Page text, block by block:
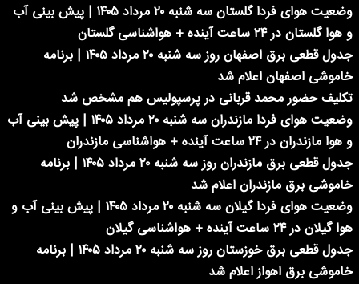
وضعیت هوای فردا گلستان سه شنبه ۲۰ مرداد ۱۴۰۵ | پیش بینی آب
و هوا گلستان در ۲۴ ساعت آینده + هواشناسی گلستان
جدول قطعی برق اصفهان روز سه شنبه ۲۰ مرداد ۱۴۰۵ | برنامه
خاموشی اصفهان اعلام شد
تکلیف حضور محمد قربانی در پرسپولیس هم مشخص شد
وضعیت هوای فردا مازندران سه شنبه ۲۰ مرداد ۱۴۰۵ | پیش بینی آب
و هوا مازندران در ۲۴ ساعت آینده + هواشناسی مازندران
جدول قطعی برق مازندران روز سه شنبه ۲۰ مرداد ۱۴۰۵ | برنامه
خاموشی برق مازندران اعلام شد
وضعیت هوای فردا گیلان سه شنبه ۲۰ مرداد ۱۴۰۵ | پیش بینی آب و
هوا گیلان در ۲۴ ساعت آینده + هواشناسی گیلان
جدول قطعی برق خوزستان روز سه شنبه ۲۰ مرداد ۱۴۰۵ | برنامه
خاموشی برق اهواز اعلام شد